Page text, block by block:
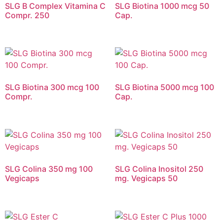
SLG B Complex Vitamina C
Compr. 250
SLG Biotina 1000 mcg 50
Cap.
SLG Biotina 300 mcg 100
Compr.
SLG Biotina 5000 mcg 100
Cap.
SLG Colina 350 mg 100
Vegicaps
SLG Colina Inositol 250
mg. Vegicaps 50